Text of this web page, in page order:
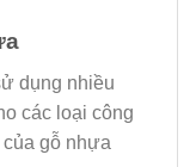
dụng nhiều
các loại công
gỗ nhựa